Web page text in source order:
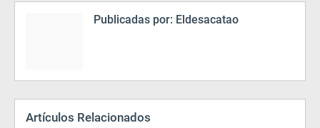
Publicadas por: Eldesacatao
Artículos Relacionados